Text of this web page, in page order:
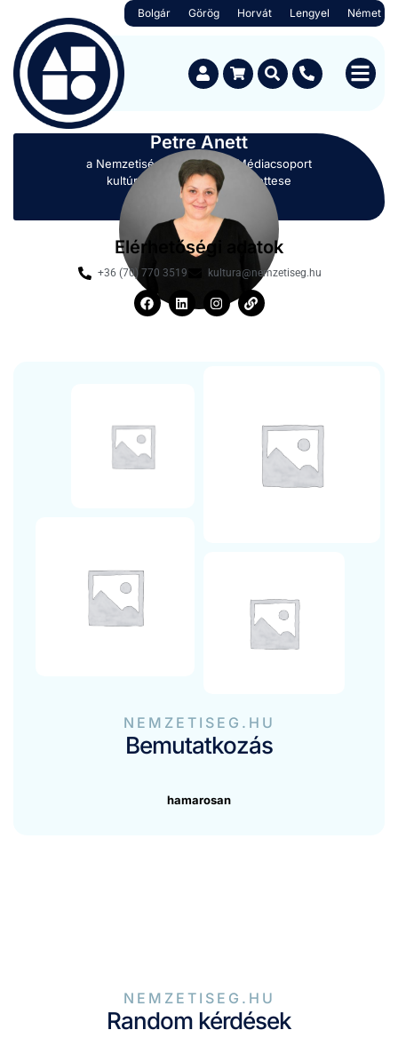
Bolgár Görög Horvát Lengyel Német
Petre Anett
a Nemzetiség Kul­turális és Médi­ac­so­port
kultúráért felelős elnökhe­lyettese
Elérhetőségi adatok
+36 (70) 770 3519 kultura@nemzetiseg.hu
NEMZETISEG.HU
Bemutatkozás
hamarosan
NEMZETISEG.HU
Random kérdések